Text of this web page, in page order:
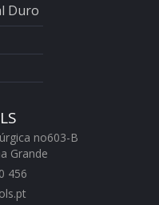
Duro
no603-B
Grande
456